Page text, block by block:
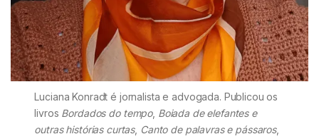
Luciana Konradt é jornalista e advogada. Publicou os
livros Bordados do tempo, Boiada de elefantes e
outras histórias curtas, Canto de palavras e pássaros,